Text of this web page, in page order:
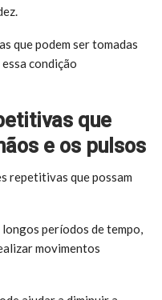
que podem ser tomadas
condição
que
e os pulsos
repetitivas que possam
períodos de tempo,
movimentos